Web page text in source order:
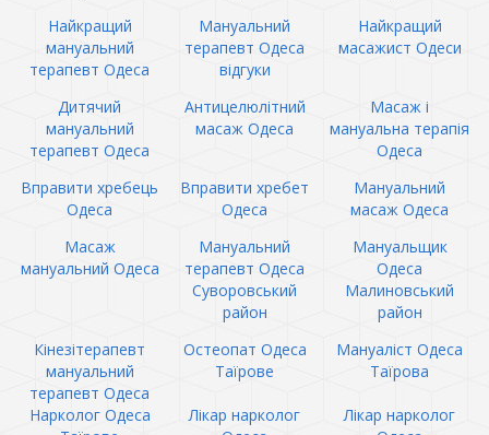
Найкращий
мануальний
терапевт Одеса
Мануальний
терапевт Одеса
відгуки
Найкращий
масажист Одеси
Дитячий
мануальний
терапевт Одеса
Антицелюлітний
масаж Одеса
Масаж і
мануальна терапія
Одеса
Вправити хребець
Одеса
Вправити хребет
Одеса
Мануальний
масаж Одеса
Масаж
мануальний Одеса
Мануальний
терапевт Одеса
Суворовський
район
Мануальщик
Одеса
Малиновський
район
Кінезітерапевт
мануальний
терапевт Одеса
Остеопат Одеса
Таїрове
Мануаліст Одеса
Таїрова
Нарколог Одеса
Лікар нарколог
Лікар нарколог